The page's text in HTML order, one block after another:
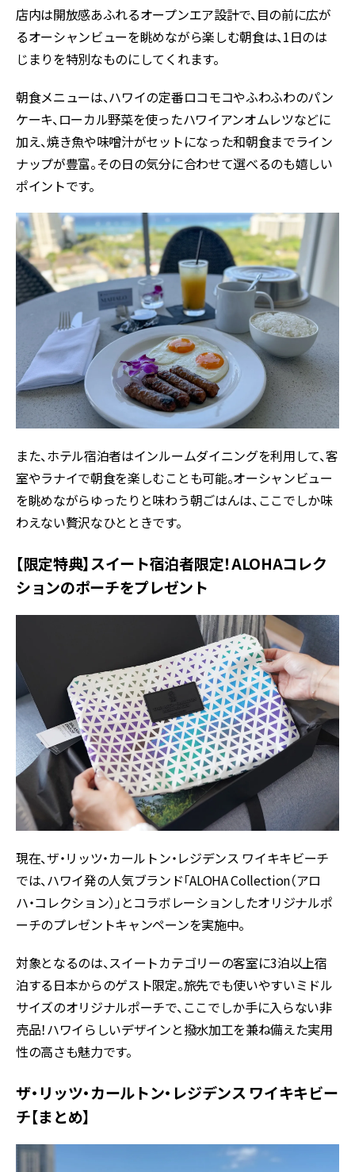
店内は開放感あふれるオープンエア設計で、目の前に広が
るオーシャンビューを眺めながら楽しむ朝食は、1日のは
じまりを特別なものにしてくれます。
朝食メニューは、ハワイの定番ロコモコやふわふわのパン
ケーキ、ローカル野菜を使ったハワイアンオムレツなどに
加え、焼き魚や味噌汁がセットになった和朝食までライン
ナップが豊富。その日の気分に合わせて選べるのも嬉しい
ポイントです。
また、ホテル宿泊者はインルームダイニングを利用して、客
室やラナイで朝食を楽しむことも可能。オーシャンビュー
を眺めながらゆったりと味わう朝ごはんは、ここでしか味
わえない贅沢なひとときです。
【限定特典】スイート宿泊者限定！ALOHAコレク
ションのポーチをプレゼント
現在、ザ・リッツ・カールトン・レジデンス ワイキキビーチ
では、ハワイ発の人気ブランド「ALOHA Collection（アロ
ハ・コレクション）」とコラボレーションしたオリジナルポ
ーチのプレゼントキャンペーンを実施中。
対象となるのは、スイートカテゴリーの客室に3泊以上宿
泊する日本からのゲスト限定。旅先でも使いやすいミドル
サイズのオリジナルポーチで、ここでしか手に入らない非
売品！ハワイらしいデザインと撥水加工を兼ね備えた実用
性の高さも魅力です。
ザ・リッツ・カールトン・レジデンス ワイキキビー
チ【まとめ】